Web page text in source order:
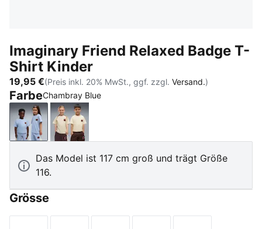
Imaginary Friend Relaxed Badge T-
Shirt Kinder
19,95 €(Preis inkl. 20% MwSt., ggf. zzgl. Versand.)
FarbeChambray Blue
Chambray BlueAlpine Snow
Das Model ist 117 cm groß und trägt Größe
116.
Grösse